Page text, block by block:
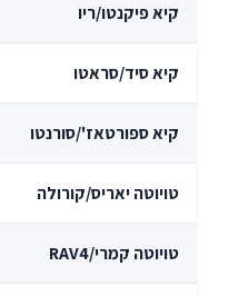
קיא פיקנטו/ריו
קיא סיד/סראטו
קיא ספורטאז'/סורנטו
טויוטה יאריס/קורולה
טויוטה קמרי/RAV4